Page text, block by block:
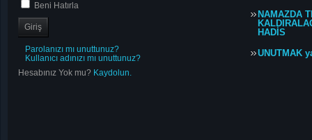
Beni Hatırla
Parolanızı mı unuttunuz?
Kullanıcı adınızı mı unuttunuz?
Hesabınız Yok mu? Kaydolun.
NAMAZDA
HADİS
UNUTMAK